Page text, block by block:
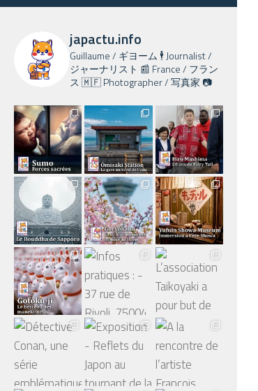
japactu.info
Guillaume / ギヨーム 🕴️ Journalist /
ジャーナリスト 📰 France / フラン
ス 🇲🇫 Photographer / 写真家 📷